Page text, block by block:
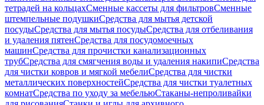
тетрадей на кольцахСменные кассеты для фильтровСменные
штемпельные подушкиСредства для мытья детской
посудыСредства для мытья посудыСредства для отбеливания
и удаления пятенСредства для посудомоечных
машинСредства для прочистки канализационных
трубСредства для смягчения воды и удаления накипиСредства
для чистки ковров и мягкой мебелиСредства для чистки
металлических поверхностейСредства для чистки туалетных
комнатСредства по уходу за мебельюСтаканы-непроливайки